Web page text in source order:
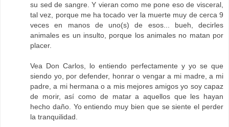
su sed de sangre. Y vieran como me pone eso de visceral,
tal vez, porque me ha tocado ver la muerte muy de cerca 9
veces en manos de uno(s) de esos... bueh, decirles
animales es un insulto, porque los animales no matan por
placer.
Vea Don Carlos, lo entiendo perfectamente y yo se que
siendo yo, por defender, honrar o vengar a mi madre, a mi
padre, a mi hermana o a mis mejores amigos yo soy capaz
de morir, así como de matar a aquellos que les hayan
hecho daño. Yo entiendo muy bien que se siente el perder
la tranquilidad.